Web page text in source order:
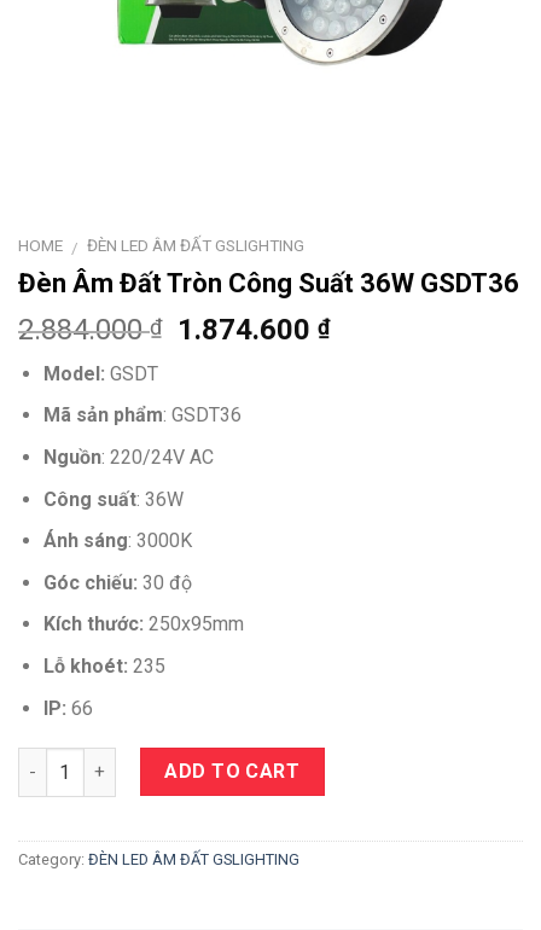
HOME / ĐÈN LED ÂM ĐẤT GSLIGHTING
Đèn Âm Đất Tròn Công Suất 36W GSDT36
2.884.000₫ 1.874.600₫
Model: GSDT
Mã sản phẩm: GSDT36
Nguồn: 220/24V AC
Công suất: 36W
Ánh sáng: 3000K
Góc chiếu: 30 độ
Kích thước: 250x95mm
Lỗ khoét: 235
IP: 66
Quantity ADD TO CART
Category: ĐÈN LED ÂM ĐẤT GSLIGHTING